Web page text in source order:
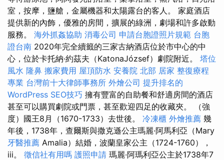
室，按摩，鹽艙，金屬機器和太陽露台的客人。 家庭酒店
提供新的內飾，優雅的房間，擴展的綠洲，劇場和許多啟動
服務。 海外抓姦協助 消毒公司 申請台胞證照片規範 台胞
證台南 2020年完全續籤的三家古納酒店位於市中心的中
心，位於卡托納·約茲夫（KatonaJózsef）劇院附近。 塔位
風水 隆鼻 搬家費用 屋頂防水 安養院 北部 居家 整復療程
專業 台灣前十大律師事務所 外燴公司 提升排名的
WordPress SEO技巧 擁有豐富的自助餐和舒適房間的酒店
甚至可以購買劇院或門票，甚至歡迎四足的收藏夾。 （強
度）國王8月（1670-1733）去世後。 冷凍櫃 外燴推薦 幾
年後，1738年，查爾斯與撒克遜公主瑪麗·阿馬利亞（Mary
牙醫推薦 Amalia）結婚，波蘭皇家公主（1724-1760），
iii。 徵信社有用嗎 護照申請 瑪麗·阿瑪利亞公主於1738年7